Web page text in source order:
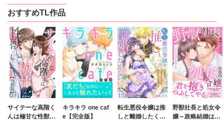
朝生和江
鈴井アラタ
笹倉ぱんだ
ゆめみきらら
神田猫
晴瀬リン
鈴井アラタ
おすすめTL作品
サイテーな高階く
んは極甘な性獣で
キラキラ one caf
e【完全版】
転生悪役令嬢は推
しと離婚したくな
野獣社長と処女令
嬢～政略結婚はじ